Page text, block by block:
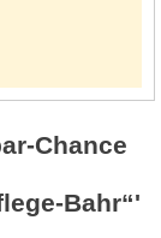
Chance
Bahr“'